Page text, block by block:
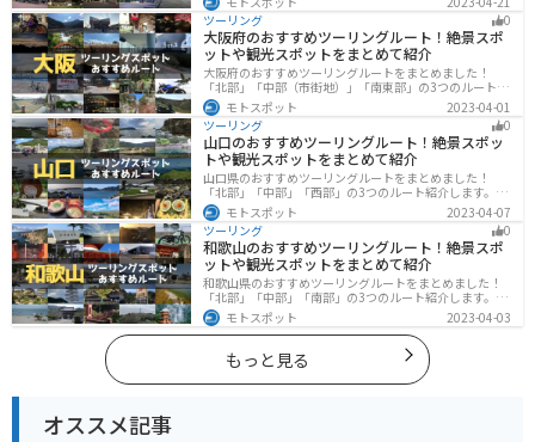
られる観光スポットが多くあります。バイクで青森県に
ツーリングに行く際は参考にしてください。
ツーリング
0
大阪府のおすすめツーリングルート！絶景スポ
ットや観光スポットをまとめて紹介
大阪府のおすすめツーリングルートをまとめました！
「北部」「中部（市街地）」「南東部」の3つのルート紹
介します。歴史と近代が融合した魅力的なエリアで様々
な楽しみ方ができます。バイクで大阪府にツーリングに
行く際は参考にしてください。
モトスポット
2023-04-01
ツーリング
0
山口のおすすめツーリングルート！絶景スポッ
トや観光スポットをまとめて紹介
山口県のおすすめツーリングルートをまとめました！
「北部」「中部」「西部」の3つのルート紹介します。美
しい海岸線や山々を楽しむことができます。バイクで山
口県にツーリングに行く際は参考にしてください。
モトスポット
2023-04-07
ツーリング
0
和歌山のおすすめツーリングルート！絶景スポ
ットや観光スポットをまとめて紹介
和歌山県のおすすめツーリングルートをまとめました！
「北部」「中部」「南部」の3つのルート紹介します。海
と山に囲まれた自然豊かなエリアが広がり、様々な楽し
み方ができます。バイクで和歌山県にツーリングに行く
際は参考にしてください。
モトスポット 2023-04-03
もっと見る
オススメ記事